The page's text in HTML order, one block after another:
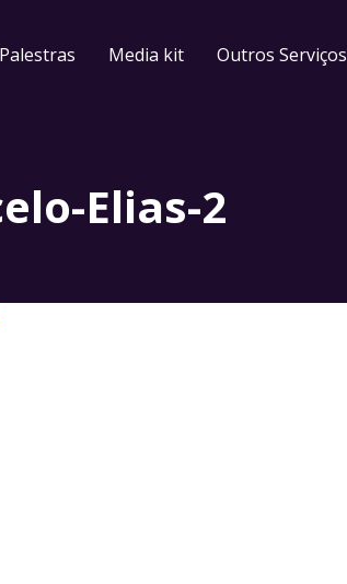
Media kit Outros Serviços
Elias-2